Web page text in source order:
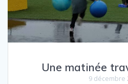
Une matinée
9 décembre